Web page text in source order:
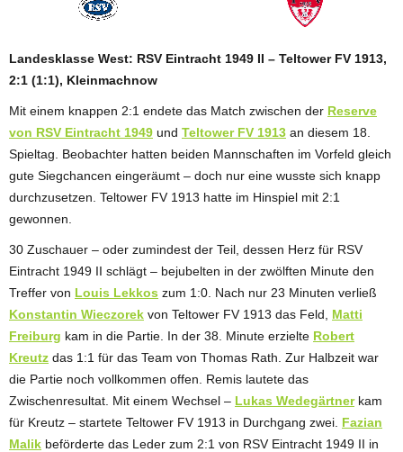
Landesklasse West: RSV Eintracht 1949 II – Teltower FV 1913,
2:1 (1:1), Kleinmachnow
Mit einem knappen 2:1 endete das Match zwischen der Reserve
von RSV Eintracht 1949 und Teltower FV 1913 an diesem 18.
Spieltag. Beobachter hatten beiden Mannschaften im Vorfeld gleich
gute Siegchancen eingeräumt – doch nur eine wusste sich knapp
durchzusetzen. Teltower FV 1913 hatte im Hinspiel mit 2:1
gewonnen.
30 Zuschauer – oder zumindest der Teil, dessen Herz für RSV
Eintracht 1949 II schlägt – bejubelten in der zwölften Minute den
Treffer von Louis Lekkos zum 1:0. Nach nur 23 Minuten verließ
Konstantin Wieczorek von Teltower FV 1913 das Feld, Matti
Freiburg kam in die Partie. In der 38. Minute erzielte Robert
Kreutz das 1:1 für das Team von Thomas Rath. Zur Halbzeit war
die Partie noch vollkommen offen. Remis lautete das
Zwischenresultat. Mit einem Wechsel – Lukas Wedegärtnerkam
für Kreutz – startete Teltower FV 1913 in Durchgang zwei. Fazian
Malik beförderte das Leder zum 2:1 von RSV Eintracht 1949 II in